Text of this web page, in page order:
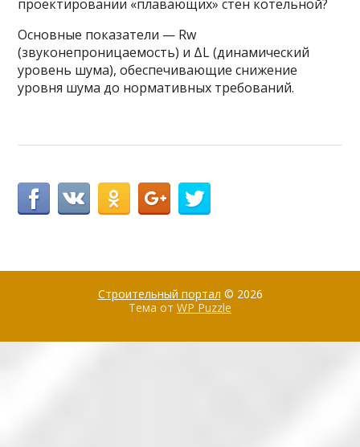
проектировании «плавающих» стен котельной?
Основные показатели — Rw
(звуконепроницаемость) и ΔL (динамический
уровень шума), обеспечивающие снижение
уровня шума до нормативных требований.
Строительный портал © 2026
Тема от WP Puzzle